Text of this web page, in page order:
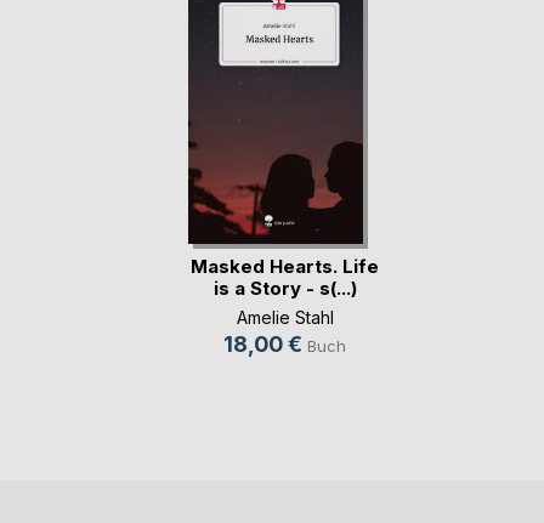
Masked Hearts. Life
is a Story - s(...)
Amelie Stahl
18,00 € Buch